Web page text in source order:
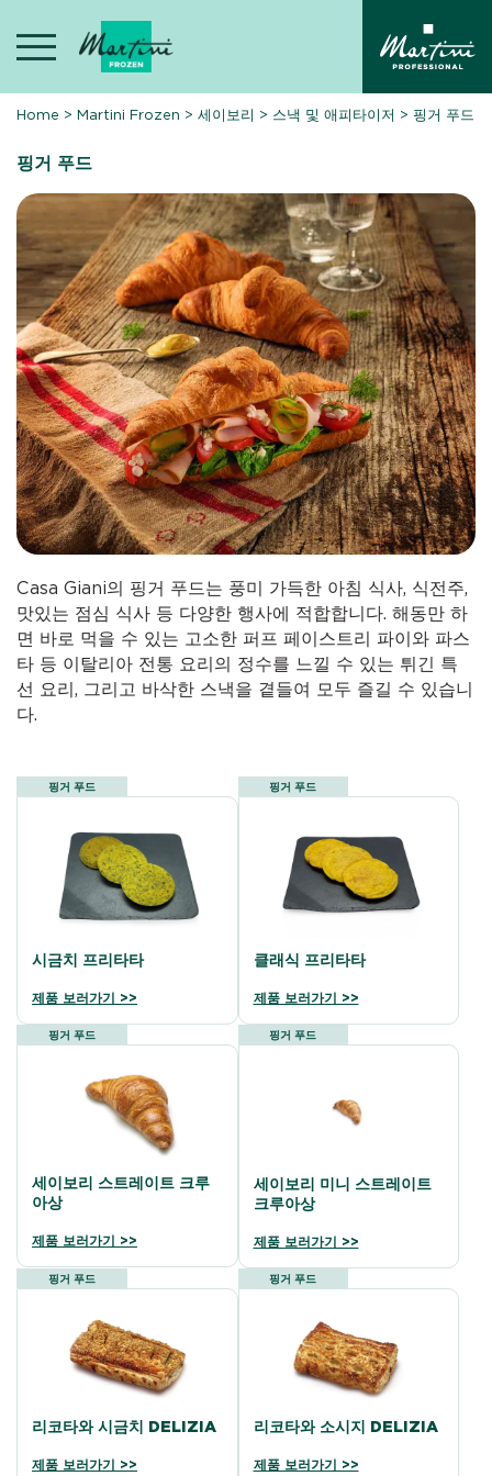
content
Home >Martini Frozen >세이보리 > 스낵 및 애피타이저 > 핑거 푸드
핑거 푸드
Casa Giani의 핑거 푸드는 풍미 가득한 아침 식사, 식전주,
맛있는 점심 식사 등 다양한 행사에 적합합니다. 해동만 하
면 바로 먹을 수 있는 고소한 퍼프 페이스트리 파이와 파스
타 등 이탈리아 전통 요리의 정수를 느낄 수 있는 튀긴 특
선 요리, 그리고 바삭한 스낵을 곁들여 모두 즐길 수 있습니
다.
핑거 푸드
시금치 프리타타
제품 보러가기 >>
핑거 푸드
클래식 프리타타
제품 보러가기 >>
핑거 푸드
세이보리 스트레이트 크루
아상
제품 보러가기 >>
핑거 푸드
세이보리 미니 스트레이트
크루아상
제품 보러가기 >>
핑거 푸드
리코타와 시금치 DELIZIA
제품 보러가기 >>
핑거 푸드
리코타와 소시지 DELIZIA
제품 보러가기 >>